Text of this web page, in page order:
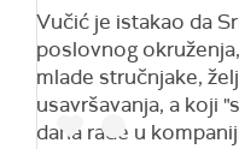
Vučić je istakao da
poslovnog
mlade stručnjake,
usavršavanja, a koji
dana rade u